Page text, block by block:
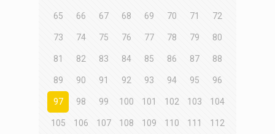
65 66 67 68 69 70 71 72
73 74 75 76 77 78 79 80
81 82 83 84 85 86 87 88
89 90 91 92 93 94 95 96
97 98 99 100 101 102 103 104
105 106 107 108 109 110 111 112